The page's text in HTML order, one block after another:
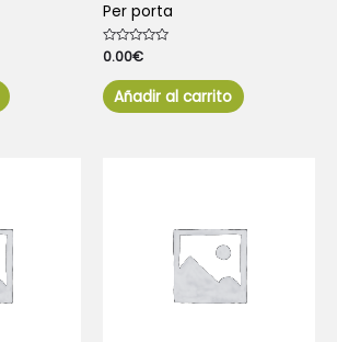
Per porta
Valorado
con
de
5
0.00€
Añadir al carrito